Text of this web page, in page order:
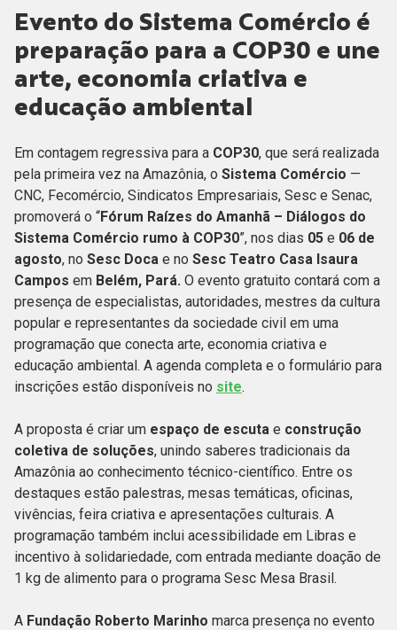
Evento do Sistema Comércio é
preparação para a COP30 e une
arte, economia criativa e
educação ambiental
Em contagem regressiva para a COP30, que será realizada
pela primeira vez na Amazônia, o Sistema Comércio —
CNC, Fecomércio, Sindicatos Empresariais, Sesc e Senac,
promoverá o “Fórum Raízes do Amanhã – Diálogos do
Sistema Comércio rumo à COP30”, nos dias 05 e 06 de
agosto, no Sesc Doca e no Sesc Teatro Casa Isaura
Campos em Belém, Pará. O evento gratuito contará com a
presença de especialistas, autoridades, mestres da cultura
popular e representantes da sociedade civil em uma
programação que conecta arte, economia criativa e
educação ambiental. A agenda completa e o formulário para
inscrições estão disponíveis no site.
A proposta é criar um espaço de escuta e construção
coletiva de soluções, unindo saberes tradicionais da
Amazônia ao conhecimento técnico-científico. Entre os
destaques estão palestras, mesas temáticas, oficinas,
vivências, feira criativa e apresentações culturais. A
programação também inclui acessibilidade em Libras e
incentivo à solidariedade, com entrada mediante doação de
1 kg de alimento para o programa Sesc Mesa Brasil.
A Fundação Roberto Marinho marca presença no evento